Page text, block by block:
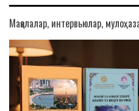
Мақолалар, интервьюлар,